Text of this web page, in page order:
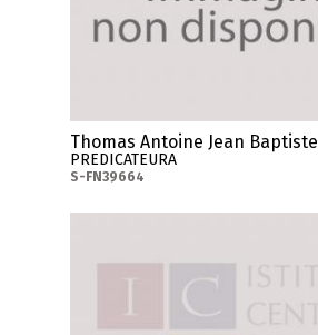
Thomas Antoine Jean Baptiste
PREDICATEURA
S-FN39664